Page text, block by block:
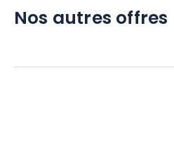
Nos autres offres